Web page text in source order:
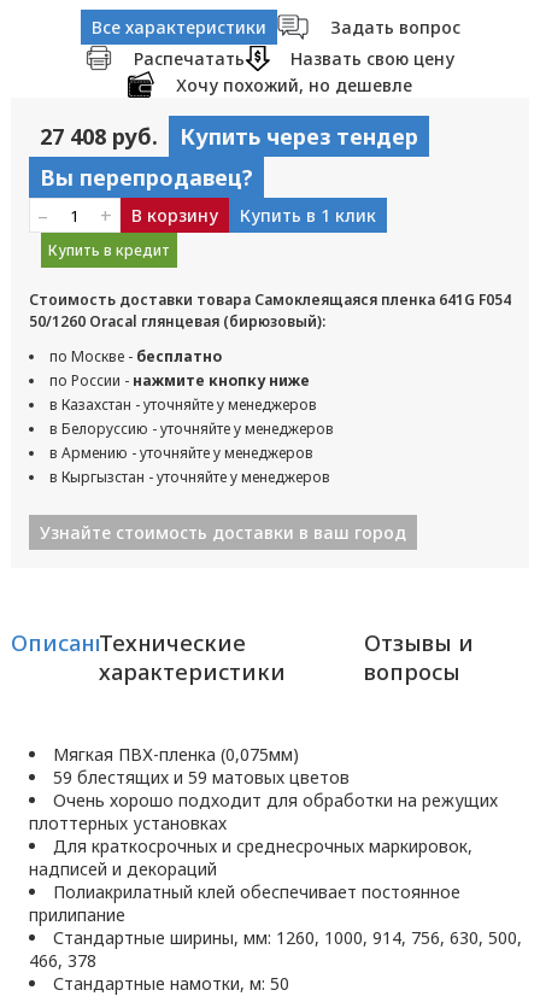
Все характеристики
Задать вопрос
Распечатать
Назвать свою цену
Хочу похожий, но дешевле
27 408 руб.
Купить через тендер
Вы перепродавец?
– + В корзину Купить в 1 клик
Купить в кредит
Стоимость доставки товара Самоклеящаяся пленка 641G F054
50/1260 Oracal глянцевая (бирюзовый):
по Москве - бесплатно
по России - нажмите кнопку ниже
в Казахстан - уточняйте у менеджеров
в Белоруссию - уточняйте у менеджеров
в Армению - уточняйте у менеджеров
в Кыргызстан - уточняйте у менеджеров
Узнайте стоимость доставки в ваш город
ОписаниеТехнические
характеристики
Отзывы и
вопросы
Мягкая ПВХ-пленка (0,075мм)
59 блестящих и 59 матовых цветов
Очень хорошо подходит для обработки на режущих
плоттерных установках
Для краткосрочных и среднесрочных маркировок,
надписей и декораций
Полиакрилатный клей обеспечивает постоянное
прилипание
Стандартные ширины, мм: 1260, 1000, 914, 756, 630, 500,
466, 378
Стандартные намотки, м: 50